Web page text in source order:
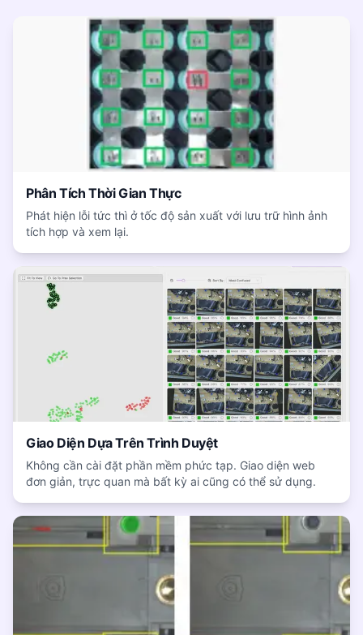
Phân Tích Thời Gian Thực
Phát hiện lỗi tức thì ở tốc độ sản xuất với lưu trữ hình ảnh
tích hợp và xem lại.
Giao Diện Dựa Trên Trình Duyệt
Không cần cài đặt phần mềm phức tạp. Giao diện web
đơn giản, trực quan mà bất kỳ ai cũng có thể sử dụng.